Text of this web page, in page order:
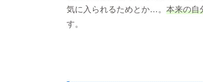
気に入られるためとか…。 本来の自
す。